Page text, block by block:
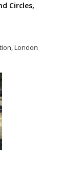
Circles,
London